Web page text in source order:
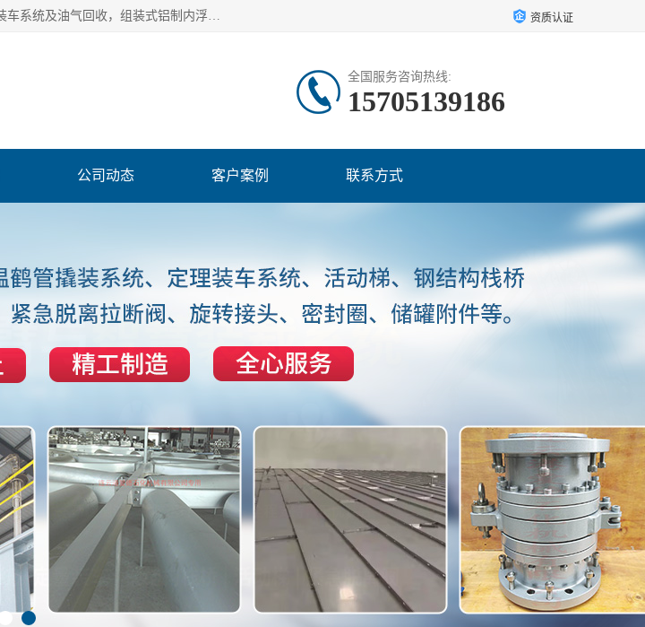
连云港爱德石化机械有限公司主要产品有：鹤管、旋转接头、密封圈、输油臂、储运定量装车系统及油气回收，组装式铝制内浮盘及油罐附件、钢结构栈桥/平台、活动梯、紧急脱离拉断阀等。完备的制造和检测手段以及高素质的员工确保了产品的质量。 资质认证
全国服务咨询热线:
15705139186
公司动态 客户案例 联系方式